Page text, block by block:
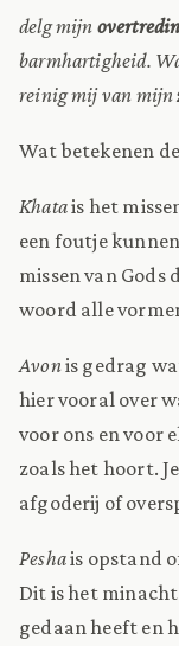
delg mijn
barmhartigheid.
reinig mij van mijn
Wat betekenen
Khatais het
een foutje
missen van Gods
woord alle
Avonis gedrag
hier vooral over
voor ons en voor
zoals het hoort.
afgoderij of
Peshais opstand
Dit is het
gedaan heeft en